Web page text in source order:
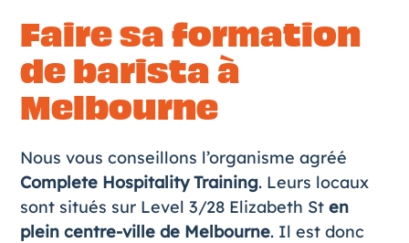
Faire sa formation
de barista à
Melbourne
Nous vous conseillons l’organisme agréé
Complete Hospitality Training. Leurs locaux
sont situés sur Level 3/28 Elizabeth St en
plein centre-ville de Melbourne. Il est donc